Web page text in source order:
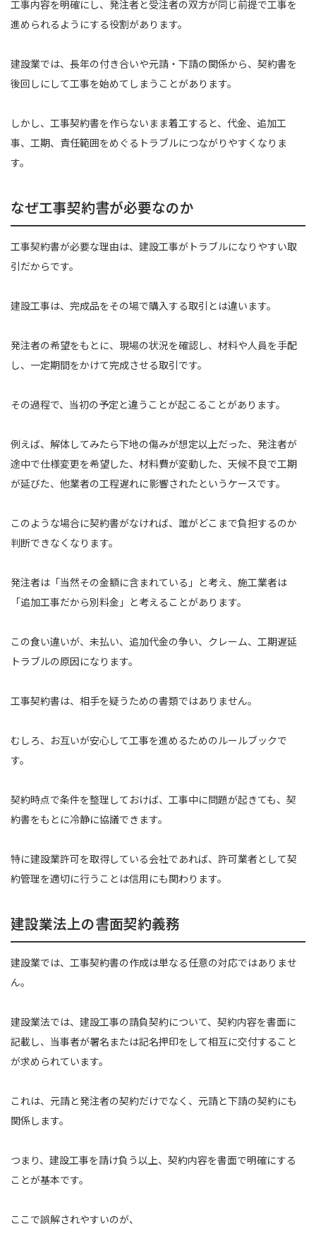
工事内容を明確にし、発注者と受注者の双方が同じ前提で工事を
進められるようにする役割があります。
建設業では、長年の付き合いや元請・下請の関係から、契約書を
後回しにして工事を始めてしまうことがあります。
しかし、工事契約書を作らないまま着工すると、代金、追加工
事、工期、責任範囲をめぐるトラブルにつながりやすくなりま
す。
なぜ工事契約書が必要なのか
工事契約書が必要な理由は、建設工事がトラブルになりやすい取
引だからです。
建設工事は、完成品をその場で購入する取引とは違います。
発注者の希望をもとに、現場の状況を確認し、材料や人員を手配
し、一定期間をかけて完成させる取引です。
その過程で、当初の予定と違うことが起こることがあります。
例えば、解体してみたら下地の傷みが想定以上だった、発注者が
途中で仕様変更を希望した、材料費が変動した、天候不良で工期
が延びた、他業者の工程遅れに影響されたというケースです。
このような場合に契約書がなければ、誰がどこまで負担するのか
判断できなくなります。
発注者は「当然その金額に含まれている」と考え、施工業者は
「追加工事だから別料金」と考えることがあります。
この食い違いが、未払い、追加代金の争い、クレーム、工期遅延
トラブルの原因になります。
工事契約書は、相手を疑うための書類ではありません。
むしろ、お互いが安心して工事を進めるためのルールブックで
す。
契約時点で条件を整理しておけば、工事中に問題が起きても、契
約書をもとに冷静に協議できます。
特に建設業許可を取得している会社であれば、許可業者として契
約管理を適切に行うことは信用にも関わります。
建設業法上の書面契約義務
建設業では、工事契約書の作成は単なる任意の対応ではありませ
ん。
建設業法では、建設工事の請負契約について、契約内容を書面に
記載し、当事者が署名または記名押印をして相互に交付すること
が求められています。
これは、元請と発注者の契約だけでなく、元請と下請の契約にも
関係します。
つまり、建設工事を請け負う以上、契約内容を書面で明確にする
ことが基本です。
ここで誤解されやすいのが、